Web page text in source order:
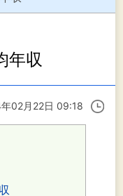
年収
02月22日 09:18